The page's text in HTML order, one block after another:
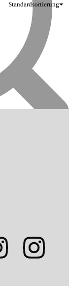
Standardsortierung